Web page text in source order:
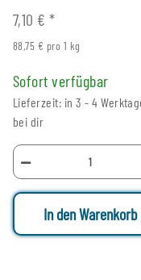
7,10 €*
88,75 € pro 1 kg
Sofort verfügbar
Lieferzeit: in 3 - 4
bei dir
In den Warenkorb